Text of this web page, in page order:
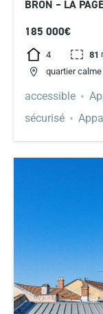
BRON – LA
fermé possible
185 000€
4 81
quartier calme
accessible
sécurisé